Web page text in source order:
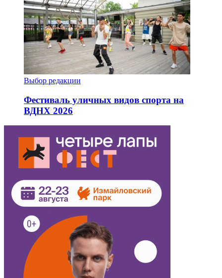
Выбор редакции
Фестиваль уличных видов спорта на
ВДНХ 2026